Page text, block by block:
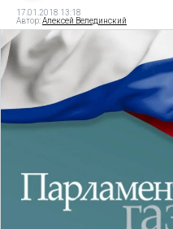
17.01.2018 13:18
Автор:Алексей Велединский